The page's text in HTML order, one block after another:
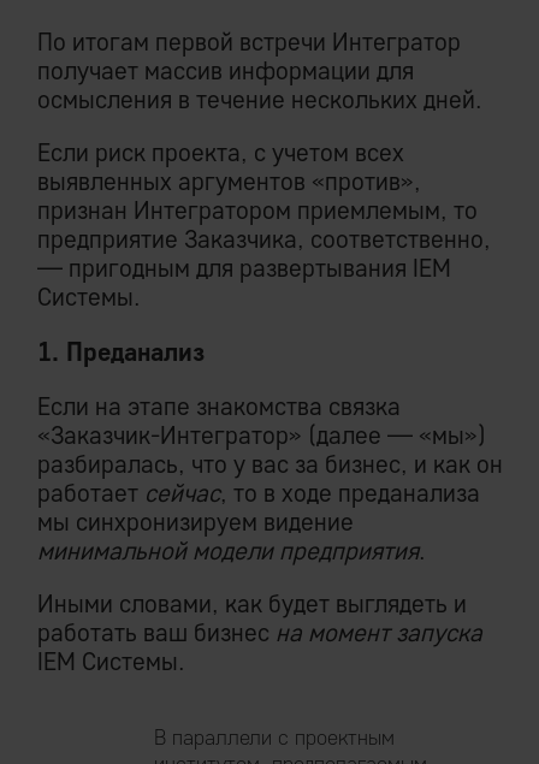
По итогам первой встречи Интегратор
получает массив информации для
осмысления в течение нескольких дней.
Если риск проекта, с учетом всех
выявленных аргументов «против»,
признан Интегратором приемлемым, то
предприятие Заказчика, соответственно,
— пригодным для развертывания IEM
Системы.
1. Преданализ
Если на этапе знакомства связка
«Заказчик-Интегратор» (далее — «мы»)
разбиралась, что у вас за бизнес, и как он
работает сейчас, то в ходе преданализа
мы синхронизируем видение
минимальной модели предприятия.
Иными словами, как будет выглядеть и
работать ваш бизнес на момент запуска
IEM Системы.
В параллели с проектным